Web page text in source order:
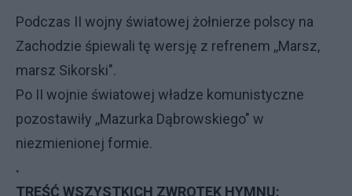
Podczas II wojny światowej żołnierze polscy na
Zachodzie śpiewali tę wersję z refrenem ,,Marsz,
marsz Sikorski".
Po II wojnie światowej władze komunistyczne
pozostawiły ,,Mazurka Dąbrowskiego" w
niezmienionej formie.
.
TREŚĆ WSZYSTKICH ZWROTEK HYMNU: